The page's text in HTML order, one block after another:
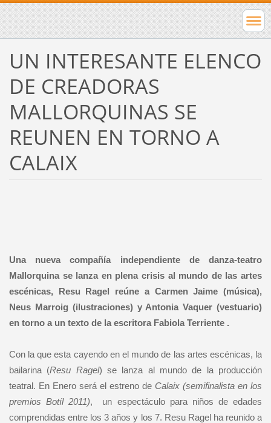
UN INTERESANTE ELENCO
DE CREADORAS
MALLORQUINAS SE
REUNEN EN TORNO A
CALAIX
Una nueva compañía independiente de danza-teatro
Mallorquina se lanza en plena crisis al mundo de las artes
escénicas, Resu Ragel reúne a Carmen Jaime (música),
Neus Marroig (ilustraciones) y Antonia Vaquer (vestuario)
en torno a un texto de la escritora Fabiola Terriente .
Con la que esta cayendo en el mundo de las artes escénicas, la
bailarina (Resu Ragel) se lanza al mundo de la producción
teatral. En Enero será el estreno de Calaix (semifinalista en los
premios Botíl 2011), un espectáculo para niños de edades
comprendidas entre los 3 años y los 7. Resu Ragel ha reunido a